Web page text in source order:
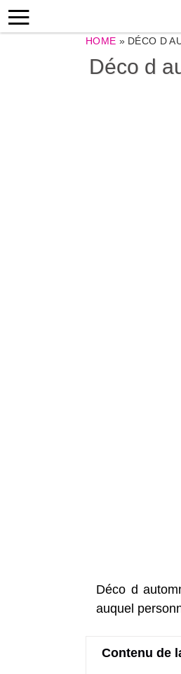
HOME » DÉCO D
Déco d
Déco d
auquel
Contenu de